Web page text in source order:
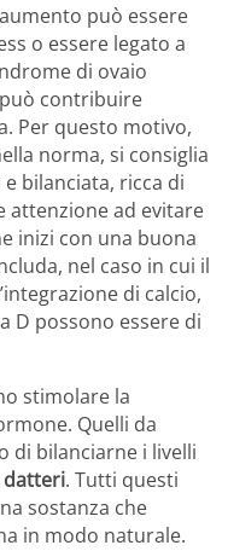
può essere
o essere legato a
di ovaio
contribuire
Per questo motivo,
norma, si consiglia
bilanciata, ricca di
attenzione ad evitare
inizi con una buona
nel caso in cui il
di calcio,
D possono essere di
stimolare la
Quelli da
di bilanciarne i livelli
datteri. Tutti questi
sostanza che
in modo naturale.